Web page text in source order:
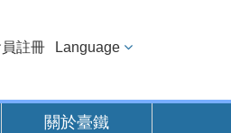
註冊 Language
關於臺鐵